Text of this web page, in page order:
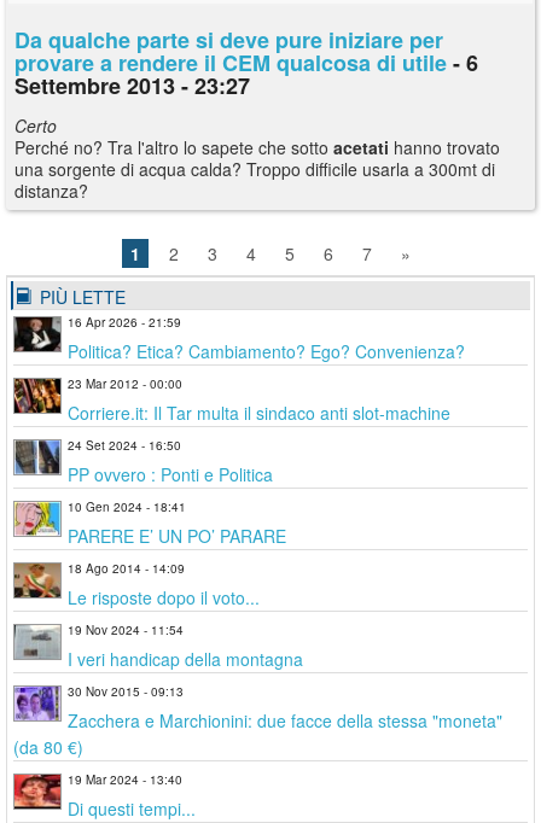
Da qualche parte si deve pure iniziare per
provare a rendere il CEM qualcosa di utile- 6
Settembre 2013 - 23:27
Certo
Perché no? Tra l'altro lo sapete che sotto acetati hanno trovato
una sorgente di acqua calda? Troppo difficile usarla a 300mt di
distanza?
1 2 3 4 5 6 7
»
PIÙ LETTE
16 Apr 2026 - 21:59
Politica? Etica? Cambiamento? Ego? Convenienza?
23 Mar 2012 - 00:00
Corriere.it: Il Tar multa il sindaco anti slot-machine
24 Set 2024 - 16:50
PP ovvero : Ponti e Politica
10 Gen 2024 - 18:41
PARERE E’ UN PO’ PARARE
18 Ago 2014 - 14:09
Le risposte dopo il voto...
19 Nov 2024 - 11:54
I veri handicap della montagna
30 Nov 2015 - 09:13
Zacchera e Marchionini: due facce della stessa "moneta"
(da 80 €)
19 Mar 2024 - 13:40
Di questi tempi...